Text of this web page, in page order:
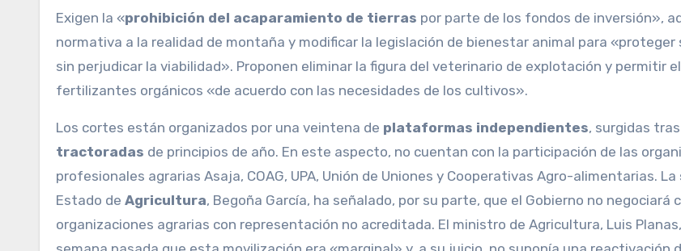
Exigen la «prohibición del acaparamiento de tierras por parte de los fondos de inversión»,
normativa a la realidad de montaña y modificar la legislación de bienestar animal para
sin perjudicar la viabilidad». Proponen eliminar la figura del veterinario de explotación y permitir
fertilizantes orgánicos «de acuerdo con las necesidades de los cultivos».
Los cortes están organizados por una veintena de plataformas independientes, surgidas
tractoradas de principios de año. En este aspecto, no cuentan con la participación de las
profesionales agrarias Asaja, COAG, UPA, Unión de Uniones y Cooperativas Agro-alimentarias. La
Estado de Agricultura, Begoña García, ha señalado, por su parte, que el Gobierno no negociará
organizaciones agrarias con representación no acreditada. El ministro de Agricultura, Luis